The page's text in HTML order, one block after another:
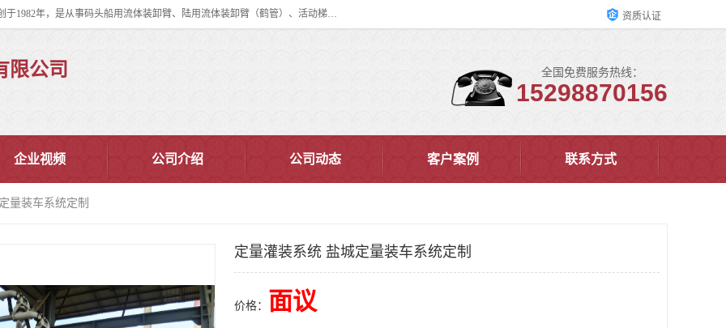
连云港华德石油化工机械有限公司（原连云港石油化工机械总厂），始创于1982年，是从事码头船用流体装卸臂、陆用流体装卸臂（鹤管）、活动梯、钢构平台、定量装车系统等全系列流体装卸设备的设计、制造、销售以及服务的专业供应商。 资质认证
限公司 全国免费服务热线：
15298870156
企业视频 公司介绍 公司动态 客户案例 联系方式
量装车系统定制
定量灌装系统 盐城定量装车系统定制
价格： 面议